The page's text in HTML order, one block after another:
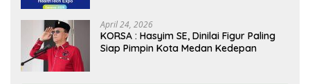
April 24, 2026
KORSA : Hasyim SE, Dinilai Figur Paling
Siap Pimpin Kota Medan Kedepan